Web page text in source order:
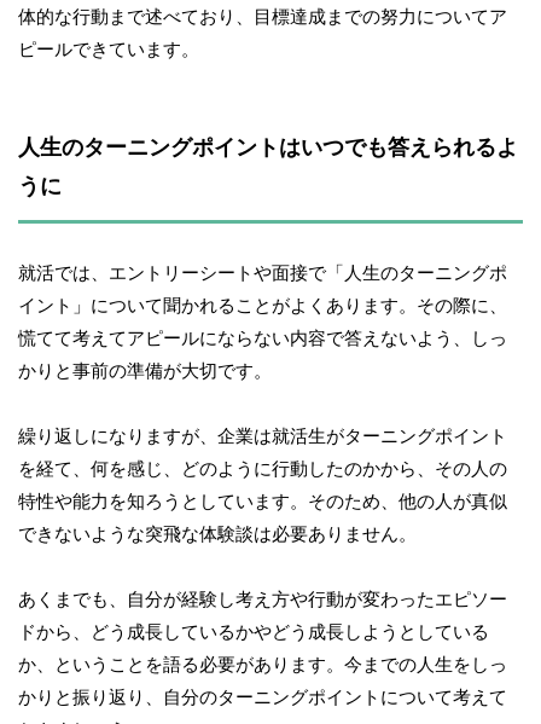
体的な行動まで述べており、目標達成までの努力についてア
ピールできています。
人生のターニングポイントはいつでも答えられるよ
うに
就活では、エントリーシートや面接で「人生のターニングポ
イント」について聞かれることがよくあります。その際に、
慌てて考えてアピールにならない内容で答えないよう、しっ
かりと事前の準備が大切です。
繰り返しになりますが、企業は就活生がターニングポイント
を経て、何を感じ、どのように行動したのかから、その人の
特性や能力を知ろうとしています。そのため、他の人が真似
できないような突飛な体験談は必要ありません。
あくまでも、自分が経験し考え方や行動が変わったエピソー
ドから、どう成長しているかやどう成長しようとしている
か、ということを語る必要があります。今までの人生をしっ
かりと振り返り、自分のターニングポイントについて考えて